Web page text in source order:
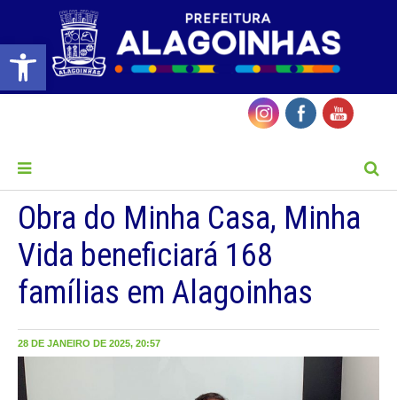
Barra de Ferramentas Aberta
Obra do Minha Casa, Minha
Vida beneficiará 168
famílias em Alagoinhas
28 DE JANEIRO DE 2025, 20:57